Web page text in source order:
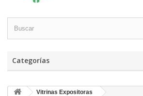
Categorías
Vitrinas Expositoras